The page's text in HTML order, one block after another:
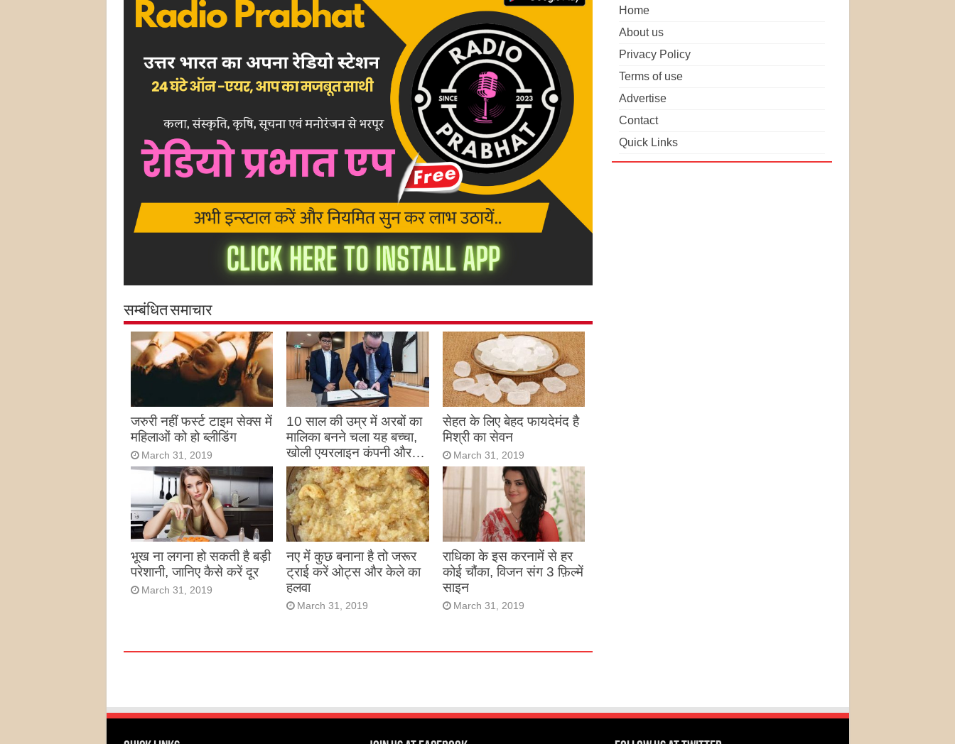
सम्बंधित समाचार
जरुरी नहीं फर्स्ट टाइम सेक्स में
महिलाओं को हो ब्लीडिंग
March 31, 2019
10 साल की उम्र में अरबों का
मालिका बनने चला यह बच्चा,
खोली एयरलाइन कंपनी और…
March 31, 2019
सेहत के लिए बेहद फायदेमंद है
मिश्री का सेवन
March 31, 2019
भूख ना लगना हो सकती है बड़ी
परेशानी, जानिए कैसे करें दूर
March 31, 2019
नए में कुछ बनाना है तो जरूर
ट्राई करें ओट्स और केले का
हलवा
March 31, 2019
राधिका के इस करनामें से हर
कोई चौंका, विजन संग 3 फ़िल्में
साइन
March 31, 2019
Home
About us
Privacy Policy
Terms of use
Advertise
Contact
Quick Links